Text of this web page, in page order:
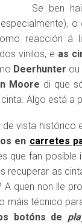
Se ben
reacción á
vinilos, e as
Deerhunter ou
Moore di que
cinta. Algo está a
vista
en carretes
que fan
recuperar as
quen non lle
máis técnico
botóns de